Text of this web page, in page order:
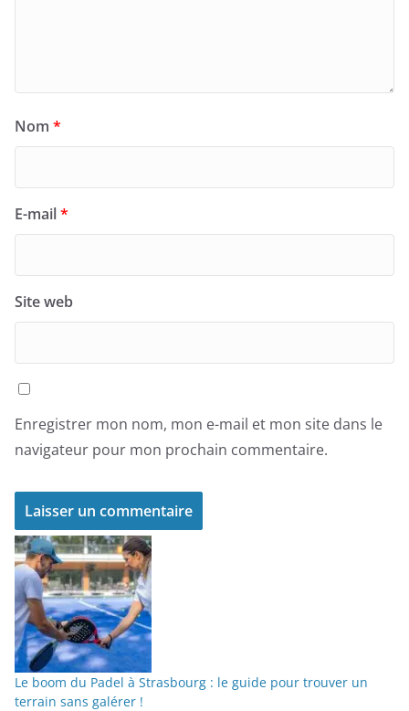
Nom *
E-mail*
Site web
Enregistrer mon nom, mon e-mail et mon site dans le
navigateur pour mon prochain commentaire.
Le boom du Padel à Strasbourg : le guide pour trouver un
terrain sans galérer !